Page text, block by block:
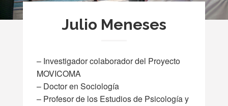
Julio Meneses
– Investigador colaborador del Proyecto
MOVICOMA
– Doctor en Sociología
– Profesor de los Estudios de Psicología y